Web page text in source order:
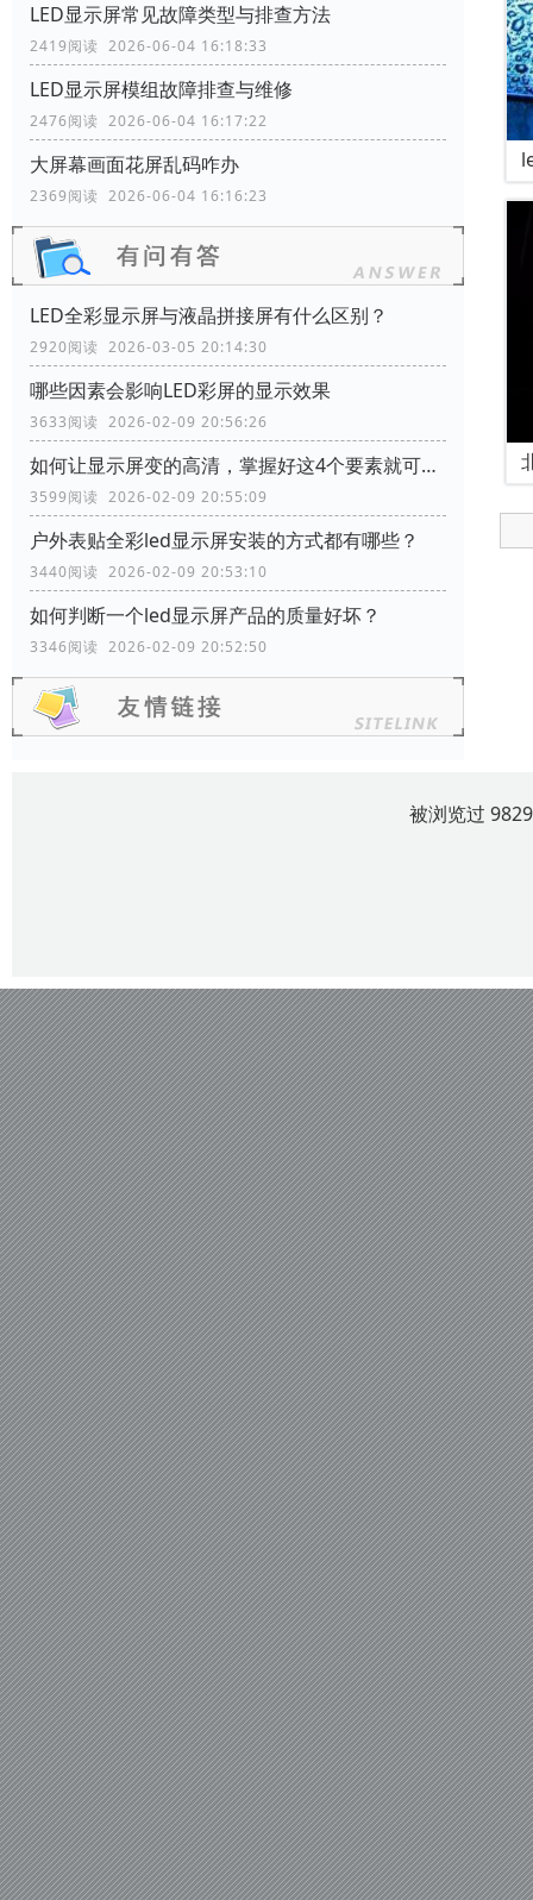
LED显示屏常见故障类型与排查方法
2419阅读 2026-06-04 16:18:33
LED显示屏模组故障排查与维修
2476阅读 2026-06-04 16:17:22
大屏幕画面花屏乱码咋办
2369阅读 2026-06-04 16:16:23
LED全彩显示屏与液晶拼接屏有什么区别？
2920阅读 2026-03-05 20:14:30
哪些因素会影响LED彩屏的显示效果
3633阅读 2026-02-09 20:56:26
如何让显示屏变的高清，掌握好这4个要素就可以了
3599阅读 2026-02-09 20:55:09
户外表贴全彩led显示屏安装的方式都有哪些？
3440阅读 2026-02-09 20:53:10
如何判断一个led显示屏产品的质量好坏？
3346阅读 2026-02-09 20:52:50
被浏览过